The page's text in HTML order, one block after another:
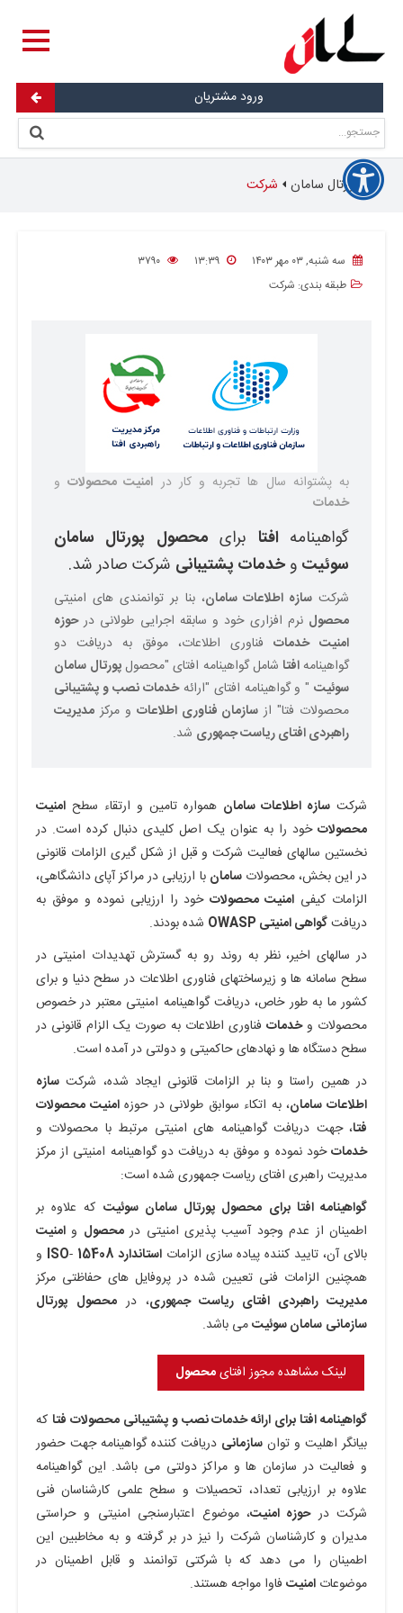
ورود مشتریان
پورتال سامان شرکت
سه شنبه, ۰۳ مهر ۱۴۰۳ ۱۳:۳۹
۳۷۹۰
طبقه بندی: شرکت
به پشتوانه سال ها تجربه و کار در امنیتمحصولاتو
خدمات
گواهینامه افتا برای محصول پورتال سامان
سوئیت وخدمات پشتیبانی شرکت صادر شد.
شرکتسازه اطلاعاتسامان، بنا بر توانمندی های امنیتی
محصول نرم افزاری خود و سابقه اجرایی طولانی درحوزه
امنیت خدمات فناوری اطلاعات، موفق به دریافت دو
گواهینامهافتا شامل گواهینامه افتای "محصولپورتال سامان
سوئیت" و گواهینامه افتای "ارائهخدماتنصب و پشتیبانی
محصولات فتا" از سازمان فناوری اطلاعات و مرکز مدیریت
راهبردی افتای ریاست جمهوری شد.
شرکت سازه اطلاعات سامان همواره تامین و ارتقاء سطح امنیت
محصولات خود را به عنوان یک اصل کلیدی دنبال کرده است. در
نخستین سالهای فعالیت شرکت و قبل از شکل گیری الزامات قانونی
در این بخش، محصولاتسامان با ارزیابی در مراکز آپای دانشگاهی،
الزامات کیفی امنیتمحصولاتخود را ارزیابی نموده و موفق به
دریافتگواهی امنیتی OWASP
شده بودند.
در سالهای اخیر، نظر به روند رو به گسترش تهدیدات امنیتی در
سطح سامانه ها و زیرساختهای فناوری اطلاعات در سطح دنیا و برای
کشور ما به طور خاص، دریافت گواهینامه امنیتی معتبر در خصوص
محصولات وخدمات فناوری اطلاعات به صورت یک الزام قانونی در
سطح دستگاه ها و نهادهای حاکمیتی و دولتی در آمده است.
در همین راستا و بنا بر الزامات قانونی ایجاد شده، شرکت سازه
اطلاعات سامان، به اتکاء سوابق طولانی در حوزهامنیت محصولات
فتا، جهت دریافت گواهینامه های امنیتی مرتبط با محصولات و
خدماتخود نموده و موفق به دریافت دو گواهینامه امنیتی از مرکز
مدیریت راهبری افتای ریاست جمهوری شده است:
گواهینامهافتا برای محصول پورتال سامان سوئیت که علاوه بر
اطمینان از عدم وجود آسیب پذیری امنیتی درمحصول و امنیت
بالای آن، تایید کننده پیاده سازی الزاماتاستاندارد ISO - 15408
و
همچنین الزامات فنی تعیین شده در پروفایل های حفاظتی مرکز
مدیریت راهبردی افتای ریاست جمهوری، در محصول پورتال
سازمانی سامانسوئیتمی باشد.
لینک مشاهده مجوز افتایمحصول
گواهینامهافتا برای ارائهخدماتنصب و پشتیبانی محصولات فتا که
بیانگر اهلیت و توان سازمانی دریافت کننده گواهینامه جهت حضور
و فعالیت در سازمان ها و مراکز دولتی می باشد. این گواهینامه
علاوه بر ارزیابی تعداد، تحصیلات و سطح علمی کارشناسان فنی
شرکت درحوزهامنیت، موضوع اعتبارسنجی امنیتی و حراستی
مدیران و کارشناسان شرکت را نیز در بر گرفته و به مخاطبین این
اطمینان را می دهد که با شرکتی توانمند و قابل اطمینان در
موضوعات امنیت فاوا مواجه هستند.